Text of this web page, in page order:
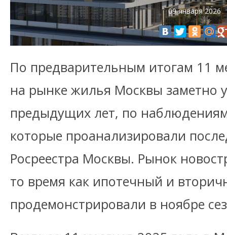
09 января 2026
По предварительным итогам 11
на рынке жилья Москвы заметно
предыдущих лет, по
которые проанализировали
Росреестра Москвы. Рынок
то время как ипотечный и
продемонстрировали в ноябре